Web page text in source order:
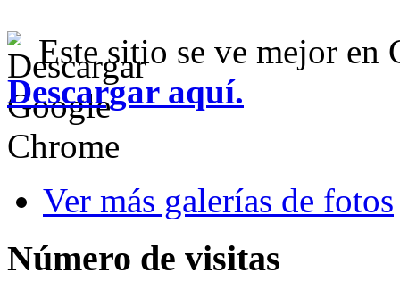
Este sitio se ve mejor en
Descargar aquí.
Ver más galerías de fotos
Número de visitas